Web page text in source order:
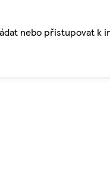
nebo přistupovat k